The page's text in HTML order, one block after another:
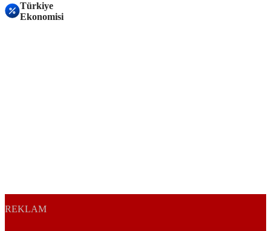
Türkiye
Ekonomisi
REKLAM